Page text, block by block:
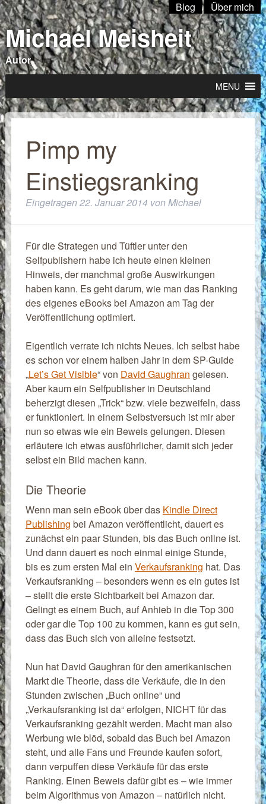
Blog Über mich
Michael Meisheit
Autor
MENU
Pimp my
Einstiegsranking
Eingetragen22. Januar 2014 vonMichael
Für die Strategen und Tüftler unter den
Selfpublishern habe ich heute einen kleinen
Hinweis, der manchmal große Auswirkungen
haben kann. Es geht darum, wie man das Ranking
des eigenes eBooks bei Amazon am Tag der
Veröffentlichung optimiert.
Eigentlich verrate ich nichts Neues. Ich selbst habe
es schon vor einem halben Jahr in dem SP-Guide
„Let’s Get Visible“ von David Gaughran gelesen.
Aber kaum ein Selfpublisher in Deutschland
beherzigt diesen „Trick“ bzw. viele bezweifeln, dass
er funktioniert. In einem Selbstversuch ist mir aber
nun so etwas wie ein Beweis gelungen. Diesen
erläutere ich etwas ausführlicher, damit sich jeder
selbst ein Bild machen kann.
Die Theorie
Wenn man sein eBook über das Kindle Direct
Publishing bei Amazon veröffentlicht, dauert es
zunächst ein paar Stunden, bis das Buch online ist.
Und dann dauert es noch einmal einige Stunde,
bis es zum ersten Mal ein Verkaufsranking hat. Das
Verkaufsranking – besonders wenn es ein gutes ist
– stellt die erste Sichtbarkeit bei Amazon dar.
Gelingt es einem Buch, auf Anhieb in die Top 300
oder gar die Top 100 zu kommen, kann es gut sein,
dass das Buch sich von alleine festsetzt.
Nun hat David Gaughran für den amerikanischen
Markt die Theorie, dass die Verkäufe, die in den
Stunden zwischen „Buch online“ und
„Verkaufsranking ist da“ erfolgen, NICHT für das
Verkaufsranking gezählt werden. Macht man also
Werbung wie blöd, sobald das Buch bei Amazon
steht, und alle Fans und Freunde kaufen sofort,
dann verpuffen diese Verkäufe für das erste
Ranking. Einen Beweis dafür gibt es – wie immer
beim Algorithmus von Amazon – natürlich nicht.